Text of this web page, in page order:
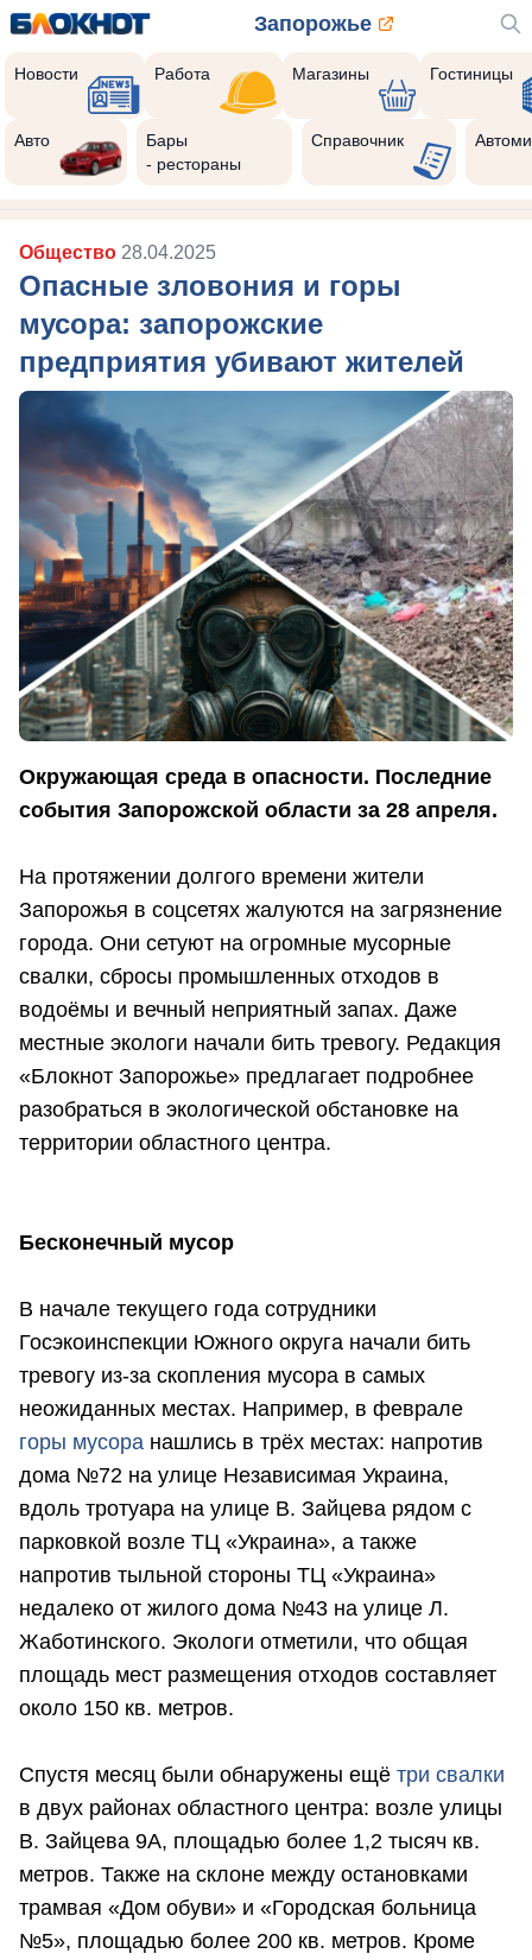
Запорожье
Новости Работа Магазины Гостиницы
Авто
Бары
- рестораны
Справочник
Общество 28.04.2025
Опасные зловония и горы
мусора: запорожские
предприятия убивают жителей
Окружающая среда в опасности. Последние
события Запорожской области за 28 апреля.
На протяжении долгого времени жители
Запорожья в соцсетях жалуются на загрязнение
города. Они сетуют на огромные мусорные
свалки, сбросы промышленных отходов в
водоёмы и вечный неприятный запах. Даже
местные экологи начали бить тревогу. Редакция
«Блокнот Запорожье» предлагает подробнее
разобраться в экологической обстановке на
территории областного центра.
Бесконечный мусор
В начале текущего года сотрудники
Госэкоинспекции Южного округа начали бить
тревогу из-за скопления мусора в самых
неожиданных местах. Например, в феврале
горы мусора нашлись в трёх местах: напротив
дома №72 на улице Независимая Украина,
вдоль тротуара на улице В. Зайцева рядом с
парковкой возле ТЦ «Украина», а также
напротив тыльной стороны ТЦ «Украина»
недалеко от жилого дома №43 на улице Л.
Жаботинского. Экологи отметили, что общая
площадь мест размещения отходов составляет
около 150 кв. метров.
Спустя месяц были обнаружены ещё три свалки
в двух районах областного центра: возле улицы
В. Зайцева 9А, площадью более 1,2 тысяч кв.
метров. Также на склоне между остановками
трамвая «Дом обуви» и «Городская больница
№5», площадью более 200 кв. метров. Кроме